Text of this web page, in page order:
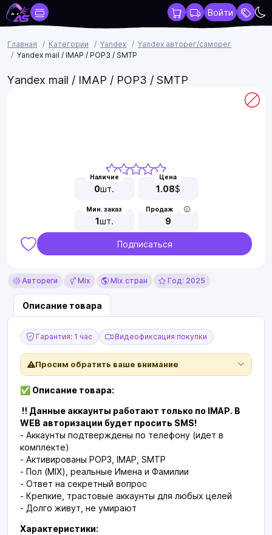
Войти
Главная Категории Yandex
Yandex авторег/саморег
Yandex mail / IMAP / POP3 / SMTP
Yandex mail / IMAP / POP3 / SMTP
Наличие
0шт.
Цена
1.08$
Мин. заказ
1шт.
Продаж
9
Подписаться
Автореги Mix Mix стран Год: 2025
Описание товара
Гарантия: 1 час Видеофиксация покупки
Просим обратить ваше внимание
✅ Описание товара:
‼️ Данные аккаунты работают только по IMAP. В
WEB авторизации будет просить SMS!
- Аккаунты подтверждены по телефону (идет в
комплекте)
- Активированы POP3, IMAP, SMTP
- Пол (MIX), реальные Имена и Фамилии
- Ответ на секретный вопрос
- Крепкие, трастовые аккаунты для любых целей
- Долго живут, не умирают
Характеристики: